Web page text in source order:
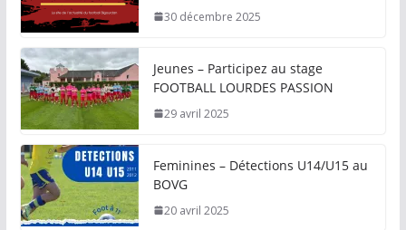
30 décembre 2025
Jeunes – Participez au stage
FOOTBALL LOURDES PASSION
29 avril 2025
Feminines – Détections U14/U15 au
BOVG
20 avril 2025